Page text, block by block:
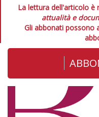
La lettura dell'articolo è
attualità e
Gli abbonati possono